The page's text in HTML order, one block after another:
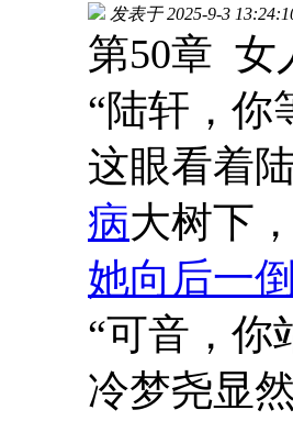
发表于 2025-9-3
第50章 女
“陆轩，
这眼看着
病大树下
她向后一倒
“可音，
冷梦尧显